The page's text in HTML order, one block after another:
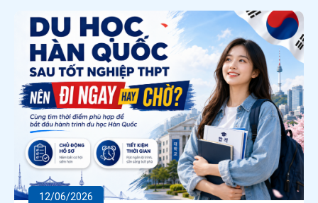
12/06/2026